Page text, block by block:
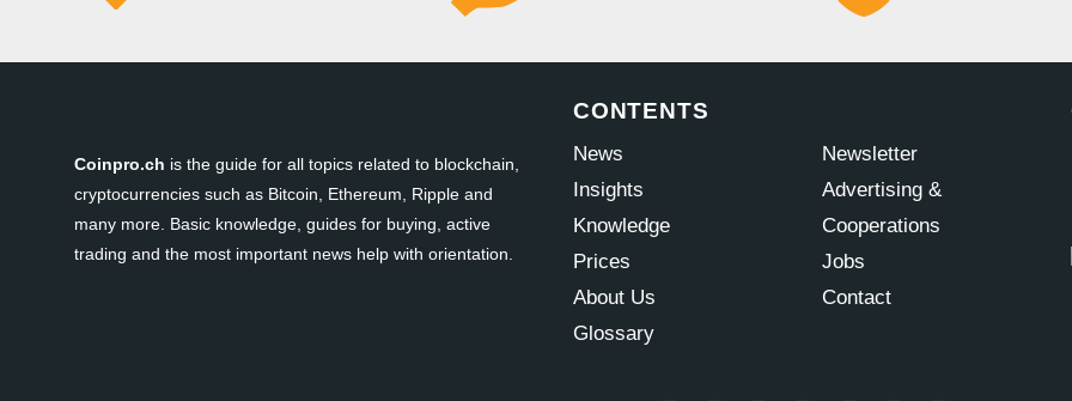
Coinpro.ch is the guide for all topics related to blockchain,
cryptocurrencies such as Bitcoin, Ethereum, Ripple and
many more. Basic knowledge, guides for buying, active
trading and the most important news help with orientation.
CONTENTS
News
Insights
Knowledge
Prices
About Us
Glossary
Newsletter
Advertising &
Cooperations
Jobs
Contact